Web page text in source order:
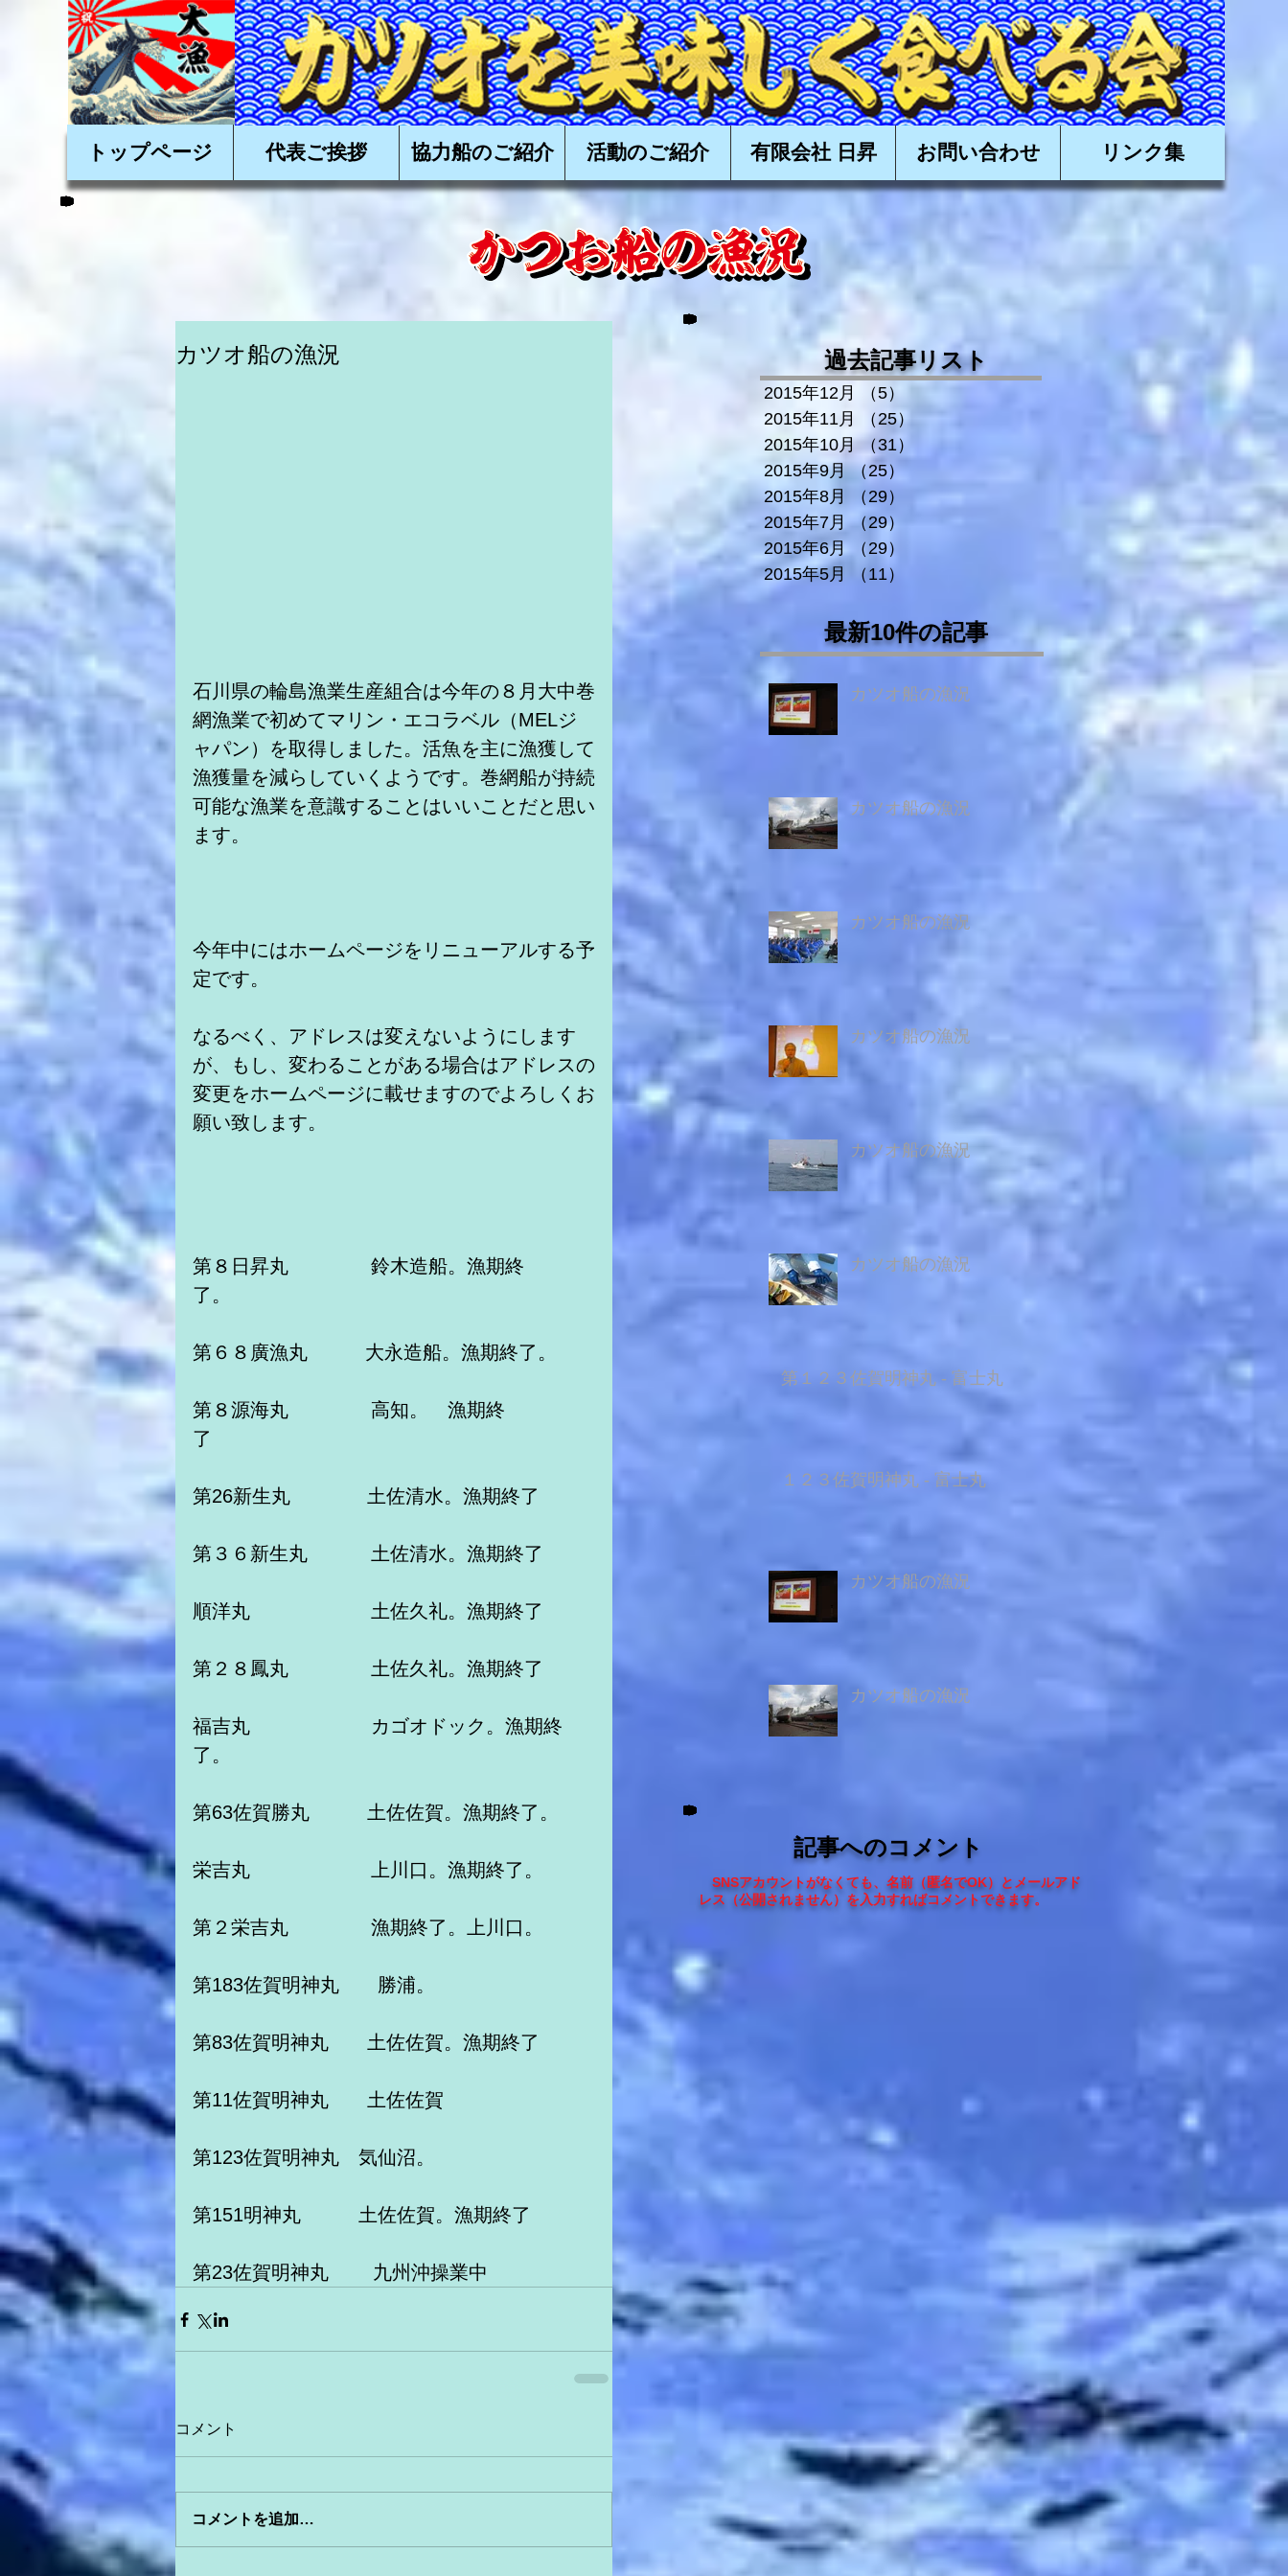
かかつおを美味しく食べる会,かつお,カツオ,鰹,一本釣り,かつお一本釣り,カツオ一本釣り,鰹一本釣り,タタキ,漁,購入,高知,土佐,戻り鰹,上り鰹,丸ごと,有限会社日昇,近海かつお,近海カツオ,かつお船,カツオ船
トップページ 代表ご挨拶 協力船のご紹介 活動のご紹介 有限会社 日昇 お問い合わせ リンク集
過去記事リスト
2015年12月 （5）
2015年11月
（25）
25件の記事
2015年10月
（31）
2015年9月 （25）
2015年8月
（29）
29件の記事
2015年7月 （29）
2015年6月
（29）
2015年5月
（11）
最新10件の記事
カツオ船の漁況
カツオ船の漁況
カツオ船の漁況
カツオ船の漁況
カツオ船の漁況
カツオ船の漁況
第１２３佐賀明神丸 - 富士丸
１２３佐賀明神丸 - 富士丸
カツオ船の漁況
カツオ船の漁況
記事へのコメント
SNSアカウントがなくても、 名前（匿名でOK）とメールアド
レス（公開されません）を入力すればコメントできます。
カツオ船の漁況
石川県の輪島漁業生産組合は今年の８月大中巻
網漁業で初めてマリン・エコラベル（MELジ
ャパン）を取得しました。活魚を主に漁獲して
漁獲量を減らしていくようです。巻網船が持続
可能な漁業を意識することはいいことだと思い
ます。
今年中にはホームページをリニューアルする予
定です。
なるべく、アドレスは変えないようにします
が、もし、変わることがある場合はアドレスの
変更をホームページに載せますのでよろしくお
願い致します。
第８日昇丸　　　　 鈴木造船。漁期終
了。
第６８廣漁丸　　　大永造船。漁期終了。
第８源海丸　　　 　高知。　漁期終
了
第26新生丸　　　　土佐清水。漁期終了
第３６新生丸　　　 土佐清水。漁期終了
順洋丸　　　　　 　土佐久礼。漁期終了
第２８鳳丸　　　　 土佐久礼。漁期終了
福吉丸　　　　　　 カゴオドック。漁期終
了。
第63佐賀勝丸　　　土佐佐賀。漁期終了。
栄吉丸　　　　　　 上川口。漁期終了。
第２栄吉丸　　　　 漁期終了。上川口。
第183佐賀明神丸　　勝浦。
第83佐賀明神丸　　土佐佐賀。漁期終了
第11佐賀明神丸　　土佐佐賀
第123佐賀明神丸　気仙沼。
第151明神丸　　　土佐佐賀。漁期終了
第23佐賀明神丸　　 九州沖操業中
コメント
コメントを追加…